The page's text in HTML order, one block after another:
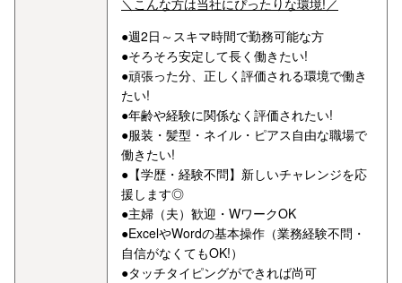
＼こんな方は当社にぴったりな環境!／
●週2日～スキマ時間で勤務可能な方
●そろそろ安定して長く働きたい!
●頑張った分、正しく評価される環境で働き
たい!
●年齢や経験に関係なく評価されたい!
●服装・髪型・ネイル・ピアス自由な職場で
働きたい!
●【学歴・経験不問】新しいチャレンジを応
援します◎
●主婦（夫）歓迎・WワークOK
●ExcelやWordの基本操作（業務経験不問・
自信がなくてもOK!）
●タッチタイピングができれば尚可